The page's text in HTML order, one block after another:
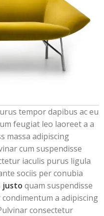
tempor dapibus ac eu
feugiat leo laoreet a a
massa adipiscing
cum suspendisse
iaculis purus ligula
sociis per conubia
justo quam suspendisse
a adipiscing
consectetur